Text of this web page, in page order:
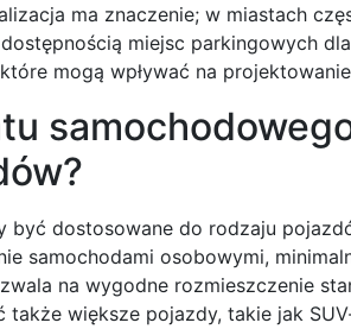
ma znaczenie; w miastach
miejsc parkingowych
mogą wpływać na
dostosowane do rodzaju
samochodami osobowymi,
na wygodne rozmieszczenie
także większe pojazdy, takie jak